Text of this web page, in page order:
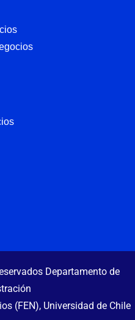
Departamento de
(FEN), Universidad de Chile